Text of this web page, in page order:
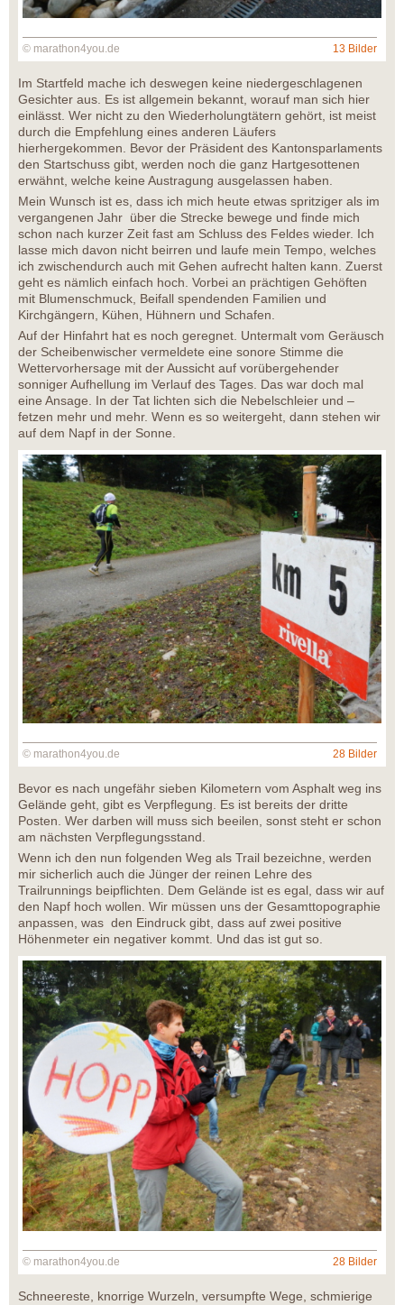
© marathon4you.de 13 Bilder
Im Startfeld mache ich deswegen keine niedergeschlagenen
Gesichter aus. Es ist allgemein bekannt, worauf man sich hier
einlässt. Wer nicht zu den Wiederholungtätern gehört, ist meist
durch die Empfehlung eines anderen Läufers
hierhergekommen. Bevor der Präsident des Kantonsparlaments
den Startschuss gibt, werden noch die ganz Hartgesottenen
erwähnt, welche keine Austragung ausgelassen haben.
Mein Wunsch ist es, dass ich mich heute etwas spritziger als im
vergangenen Jahr über die Strecke bewege und finde mich
schon nach kurzer Zeit fast am Schluss des Feldes wieder. Ich
lasse mich davon nicht beirren und laufe mein Tempo, welches
ich zwischendurch auch mit Gehen aufrecht halten kann. Zuerst
geht es nämlich einfach hoch. Vorbei an prächtigen Gehöften
mit Blumenschmuck, Beifall spendenden Familien und
Kirchgängern, Kühen, Hühnern und Schafen.
Auf der Hinfahrt hat es noch geregnet. Untermalt vom Geräusch
der Scheibenwischer vermeldete eine sonore Stimme die
Wettervorhersage mit der Aussicht auf vorübergehender
sonniger Aufhellung im Verlauf des Tages. Das war doch mal
eine Ansage. In der Tat lichten sich die Nebelschleier und –
fetzen mehr und mehr. Wenn es so weitergeht, dann stehen wir
auf dem Napf in der Sonne.
© marathon4you.de 28 Bilder
Bevor es nach ungefähr sieben Kilometern vom Asphalt weg ins
Gelände geht, gibt es Verpflegung. Es ist bereits der dritte
Posten. Wer darben will muss sich beeilen, sonst steht er schon
am nächsten Verpflegungsstand.
Wenn ich den nun folgenden Weg als Trail bezeichne, werden
mir sicherlich auch die Jünger der reinen Lehre des
Trailrunnings beipflichten. Dem Gelände ist es egal, dass wir auf
den Napf hoch wollen. Wir müssen uns der Gesamttopographie
anpassen, was den Eindruck gibt, dass auf zwei positive
Höhenmeter ein negativer kommt. Und das ist gut so.
© marathon4you.de 28 Bilder
Schneereste, knorrige Wurzeln, versumpfte Wege, schmierige